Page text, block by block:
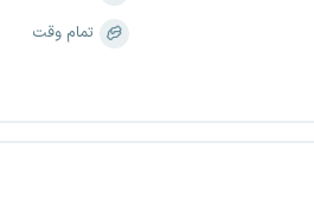
تمام وقت